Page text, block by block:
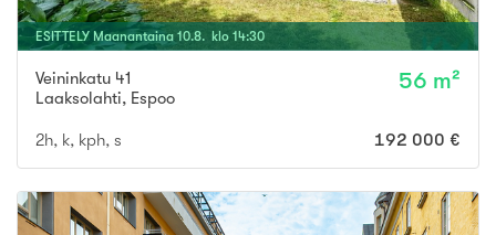
ESITTELY Maanantaina 10.8. klo 14:30
Veininkatu 41
Laaksolahti, Espoo
56 m²
2h, k, kph, s 192 000 €